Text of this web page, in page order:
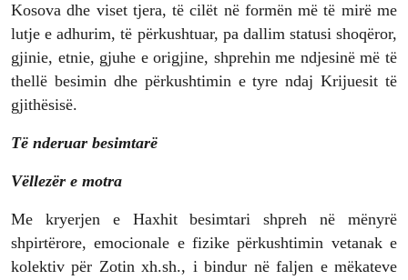
Kosova dhe viset tjera, të cilët në formën më të mirë me
lutje e adhurim, të përkushtuar, pa dallim statusi shoqëror,
gjinie, etnie, gjuhe e origjine, shprehin me ndjesinë më të
thellë besimin dhe përkushtimin e tyre ndaj Krijuesit të
gjithësisë.
Të nderuar besimtarë
Vëllezër e motra
Me kryerjen e Haxhit besimtari shpreh në mënyrë
shpirtërore, emocionale e fizike përkushtimin vetanak e
kolektiv për Zotin xh.sh., i bindur në faljen e mëkateve